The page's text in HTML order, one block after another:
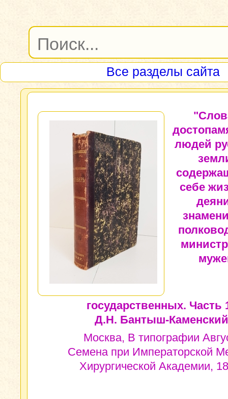
Все разделы сайта
людей
себе
государственных. Часть
Д.Н. Бантыш-
Москва, В типографии
Семена при Императорской
Хирургической Академии,